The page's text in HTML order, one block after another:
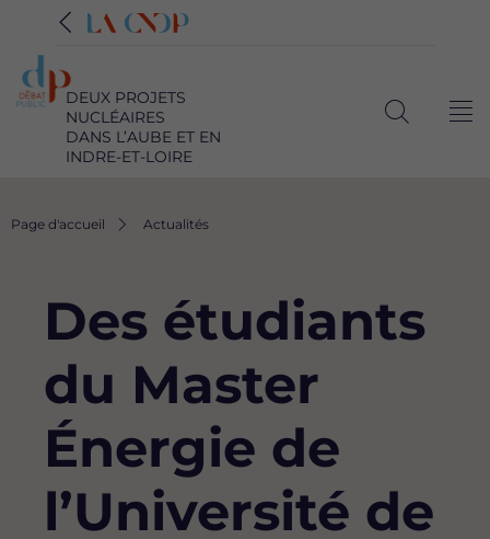
DEUX PROJETS
NUCLÉAIRES
DANS L’AUBE ET EN
INDRE-ET-LOIRE
Fil
Page d'accueil Actualités
Des étudiants
du Master
Énergie de
l’Université de